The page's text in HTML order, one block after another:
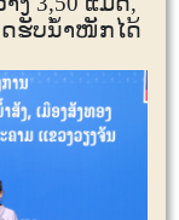
ດຮັບນໍ້າໜັກໄດ້